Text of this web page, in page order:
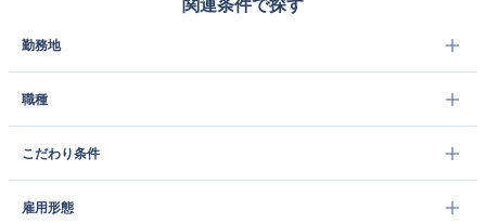
関連条件で探す
勤務地
職種
こだわり条件
雇用形態